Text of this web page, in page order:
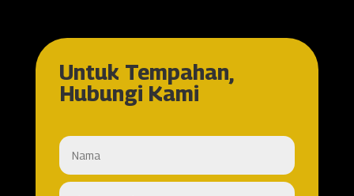
Untuk Tempahan,
Hubungi Kami